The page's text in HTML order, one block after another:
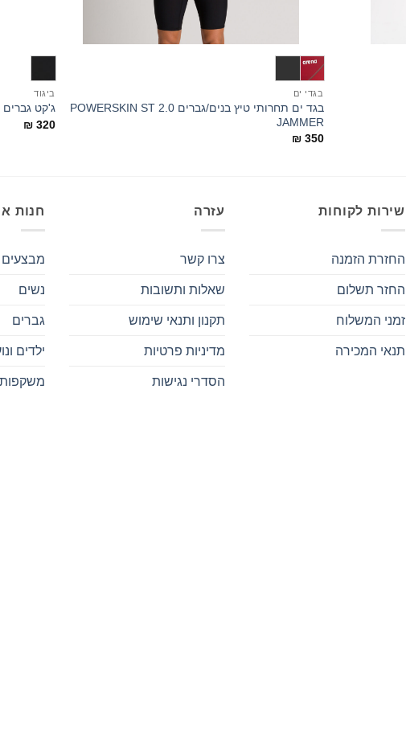
בגדי ים
בגד ים תחרותי טיץ בנים/גברים POWERSKIN ST 2.0
JAMMER
₪350
ביגוד
ג'קט גברים Hooded Spacer
₪ 320
שירות לקוחות
החזרת הזמנה
החזר תשלום
זמני המשלוח
תנאי המכירה
עזרה
צרו קשר
שאלות ותשובות
תקנון ותנאי שימוש
מדיניות פרטיות
הסדרי נגישות
חנות
מבצעים
נשים
גברים
ילדים
משקפות